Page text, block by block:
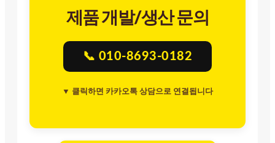
제품 개발/생산 문의
📞 010-8693-0182
▼ 클릭하면 카카오톡 상담으로 연결됩니다